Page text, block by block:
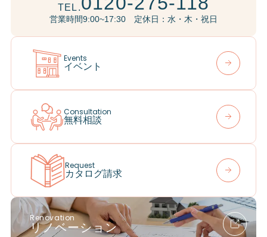
TEL.
営業時間9:00~17:30 定休日：水・木・祝日
Events
イベント
Consultation
無料相談
Request
カタログ請求
Renovation
リノベーション